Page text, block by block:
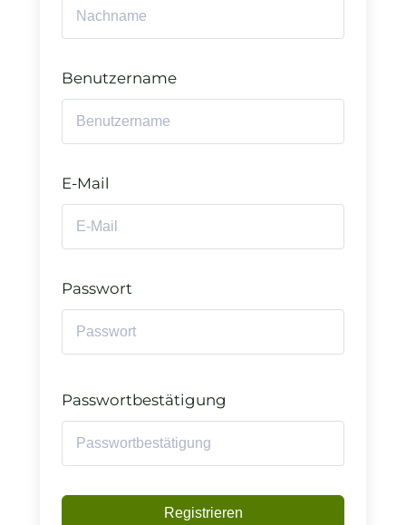
Benutzername
E-Mail
Passwort
Passwortbestätigung
Registrieren